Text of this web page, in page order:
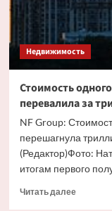
Недвижимость
Стоимость
перевалила за
NF Group:
перешагнула
(Редактор)Фото:
итогам первого
Читать далее